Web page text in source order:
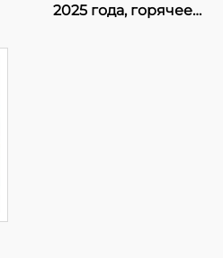
2025 года, горячее